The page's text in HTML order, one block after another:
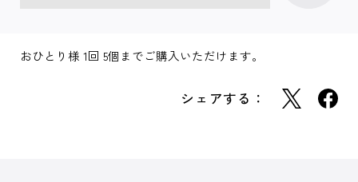
おひとり様 1回 5個までご購入いただけます。
シェアする：